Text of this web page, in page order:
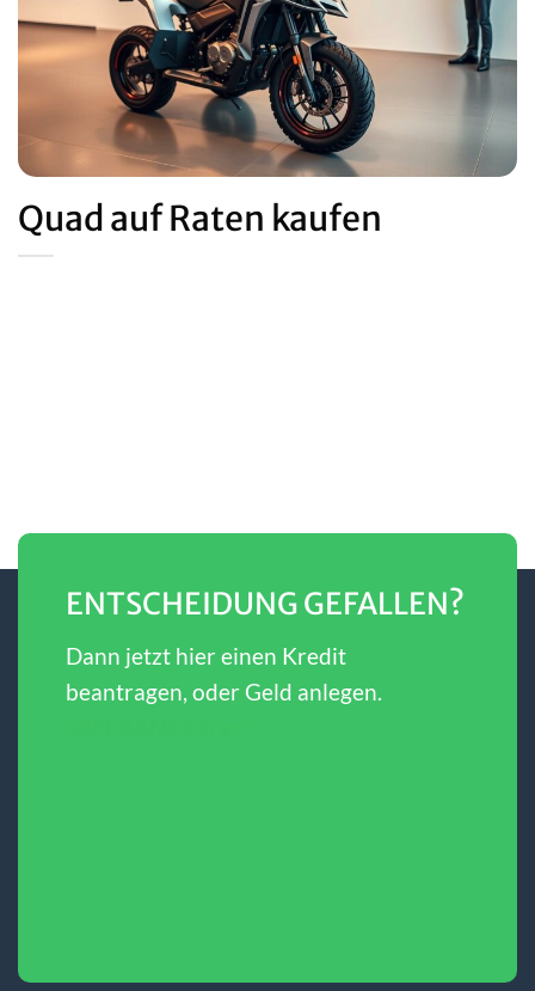
Quad auf Raten kaufen
ENTSCHEIDUNG GEFALLEN?
Dann jetzt hier einen Kredit
beantragen, oder Geld anlegen.